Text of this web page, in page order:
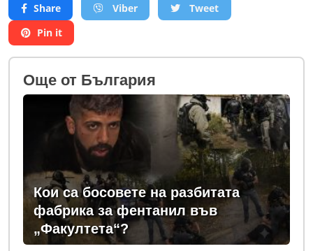
Share Viber
Tweet
Pin it
Oще от България
Кои са босовете на разбитата
фабрика за фентанил във
„Факултета“?